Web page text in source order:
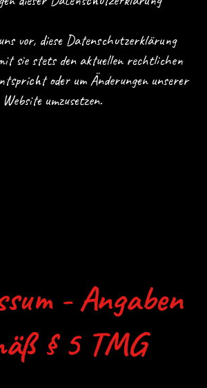
vor, diese Datenschutzerklärung
sie stets den aktuellen rechtlichen
oder um Änderungen unserer
Website umzusetzen.
- Angaben
§ 5 TMG